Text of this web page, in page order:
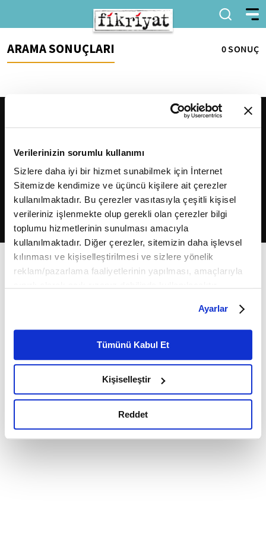
Verilerinizin sorumlu kullanımı
Sizlere daha iyi bir hizmet sunabilmek için İnternet
Sitemizde kendimize ve üçüncü kişilere ait çerezler
kullanılmaktadır. Bu çerezler vasıtasıyla çeşitli kişisel
verileriniz işlenmekte olup gerekli olan çerezler bilgi
toplumu hizmetlerinin sunulması amacıyla
kullanılmaktadır. Diğer çerezler, sitemizin daha işlevsel
kılınması ve kişiselleştirilmesi ve sizlere yönelik
reklam/pazarlama faaliyetlerinin yapılması, amaçlarıyla
belirleyebilirsiniz. Çerezlere ilişkin detaylı bilgi için
Ayarlar butonuna tıklayabilir,Çerez Bilgilendirme
Metnimizi ziyaret edebilirsiniz.
6698 sayılı Kişisel Verilerin Korunması Kanunu uyarınca
okumak ve sitemizi ziyaretiniz kapsamında
gerçekleştirilen veri işleme faaliyetleri ile ilgili daha
detaylı bilgi almak için lütfentıklayınız.
Ayarlar
Tümünü Kabul Et
Kişiselleştir
Reddet
ARAMA SONUÇLARI 0 SONUÇ
2026Fikriyat. Tüm hakları saklıdır.